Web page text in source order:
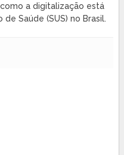
a digitalização está
Saúde (SUS) no Brasil.